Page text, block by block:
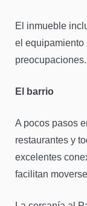
El inmueble
el equipamiento
preocupaciones.
El barrio
A pocos pasos
restaurantes y
excelentes
facilitan